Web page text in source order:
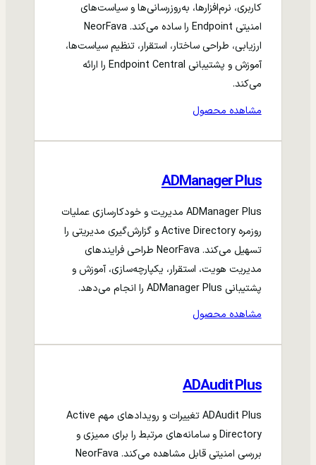
کاربری، نرم‌افزارها، به‌روزرسانی‌ها و سیاست‌های
امنیتی Endpoint را ساده می‌کند. NeorFava
ارزیابی، طراحی ساختار، استقرار، تنظیم سیاست‌ها،
آموزش و پشتیبانی Endpoint Central را ارائه
می‌کند.
مشاهده محصول
ADManager Plus
ADManager Plus مدیریت و خودکارسازی عملیات
روزمره Active Directory و گزارش‌گیری مدیریتی را
تسهیل می‌کند. NeorFava طراحی فرایندهای
مدیریت هویت، استقرار، یکپارچه‌سازی، آموزش و
پشتیبانی ADManager Plus را انجام می‌دهد.
مشاهده محصول
ADAudit Plus
ADAudit Plus تغییرات و رویدادهای مهم Active
Directory و سامانه‌های مرتبط را برای ممیزی و
بررسی امنیتی قابل مشاهده می‌کند. NeorFava